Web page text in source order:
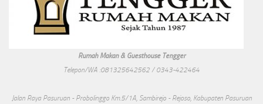
Rumah Makan & Guesthouse Tengger
Telepon/WA :081325642562 / 0343-422464
Jalan Raya Pasuruan - Probolinggo Km.5/1A, Sambirejo - Rejoso, Kabupaten Pasuruan